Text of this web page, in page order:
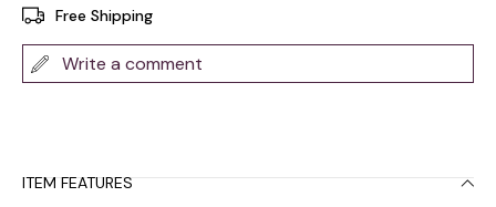
Free Shipping
Write a comment
ITEM FEATURES